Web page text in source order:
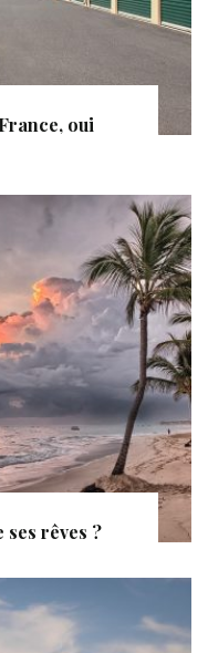
oui
ses rêves ?